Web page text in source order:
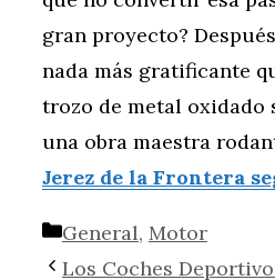
gran proyecto?
nada más gratificante
trozo de metal oxidado
una obra maestra
Jerez de la Frontera
Categorías
General, Motor
Los Coches